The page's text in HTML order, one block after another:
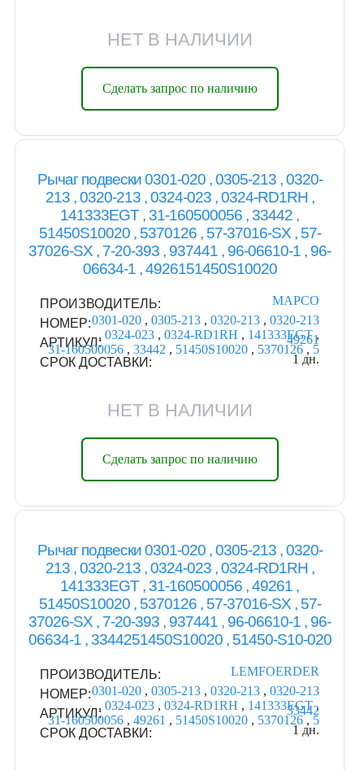
НЕТ В НАЛИЧИИ
Сделать запрос по наличию
Рычаг подвески 0301-020 , 0305-213 , 0320-
213 , 0320-213 , 0324-023 , 0324-RD1RH ,
141333EGT , 31-160500056 , 33442 ,
51450S10020 , 5370126 , 57-37016-SX , 57-
37026-SX , 7-20-393 , 937441 , 96-06610-1 , 96-
06634-1 , 4926151450S10020
ПРОИЗВОДИТЕЛЬ:
MAPCO
НОМЕР:0301-020 ,0305-213 ,0320-213 ,0320-213
,0324-023 ,0324-RD1RH , 141333EGT,
31-160500056 ,33442 , 51450S10020 , 5370126 , 5
АРТИКУЛ:
49261
СРОК ДОСТАВКИ:
1 дн.
НЕТ В НАЛИЧИИ
Сделать запрос по наличию
Рычаг подвески 0301-020 , 0305-213 , 0320-
213 , 0320-213 , 0324-023 , 0324-RD1RH ,
141333EGT , 31-160500056 , 49261 ,
51450S10020 , 5370126 , 57-37016-SX , 57-
37026-SX , 7-20-393 , 937441 , 96-06610-1 , 96-
06634-1 , 3344251450S10020 , 51450-S10-020
ПРОИЗВОДИТЕЛЬ:
LEMFOERDER
НОМЕР:0301-020 ,0305-213 ,0320-213 ,0320-213
,0324-023 ,0324-RD1RH , 141333EGT,
31-160500056 ,49261 , 51450S10020 , 5370126 , 5
АРТИКУЛ:
33442
СРОК ДОСТАВКИ:
1 дн.